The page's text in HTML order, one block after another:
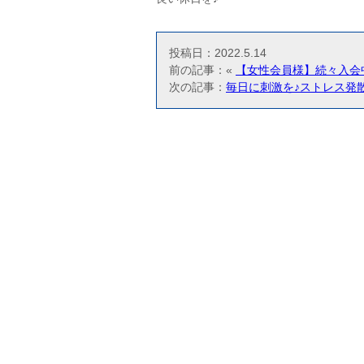
投稿日：2022.5.14
前の記事：«
【女性会員様】続々入会
次の記事： 毎日に刺激を♪ストレス発